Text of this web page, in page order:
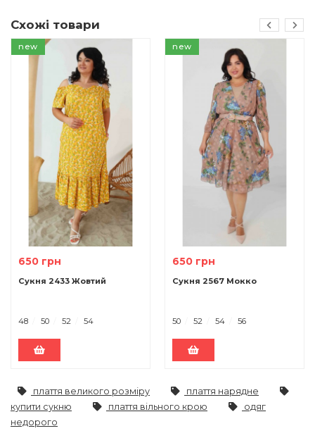
Схожі товари
new
650 грн
Сукня 2433 Жовтий
48 50 52 54
new
650 грн
Сукня 2567 Мокко
50 52 54 56
плаття великого розміру
плаття нарядне
купити сукню
плаття вільного крою
одяг
недорого